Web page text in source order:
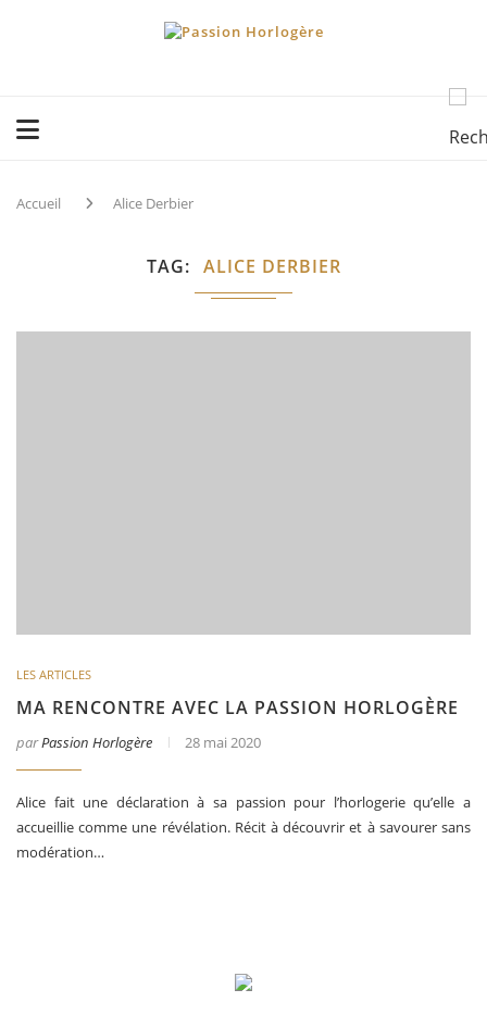
Accueil Alice Derbier
TAG ALICE DERBIER
LES ARTICLES
MA RENCONTRE AVEC LA PASSION HORLOGÈRE
parPassion Horlogère 28 mai 2020
Alice fait une déclaration à sa passion pour l’horlogerie qu’elle a
accueillie comme une révélation. Récit à découvrir et à savourer sans
modération…